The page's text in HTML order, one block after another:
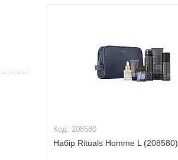
208580
Набір Rituals Homme L (208580)